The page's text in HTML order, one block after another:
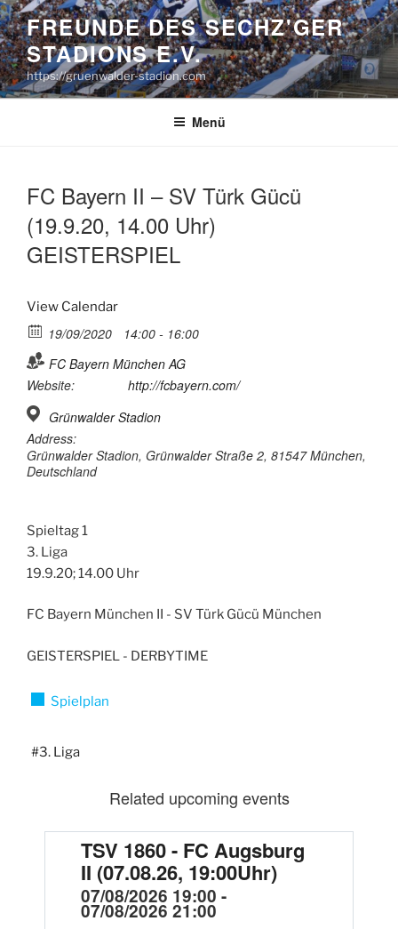
Zum
Inhalt
springen
FREUNDE DES SECHZ'GER
STADIONS E.V.
https://gruenwalder-stadion.com
Menü
FC Bayern II – SV Türk Gücü
(19.9.20, 14.00 Uhr)
GEISTERSPIEL
View Calendar
19/09/2020
14:00 - 16:00
FC Bayern München AG
Website:
http://fcbayern.com/
Grünwalder Stadion
Address:
Grünwalder Stadion, Grünwalder Straße 2, 81547 München,
Deutschland
Spieltag 1
3. Liga
19.9.20; 14.00 Uhr
FC Bayern München II - SV Türk Gücü München
GEISTERSPIEL - DERBYTIME
Spielplan
#3. Liga
Related upcoming events
TSV 1860 - FC Augsburg
II (07.08.26, 19:00Uhr)
07/08/2026 19:00 -
07/08/2026 21:00